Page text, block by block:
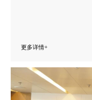
更多详情+